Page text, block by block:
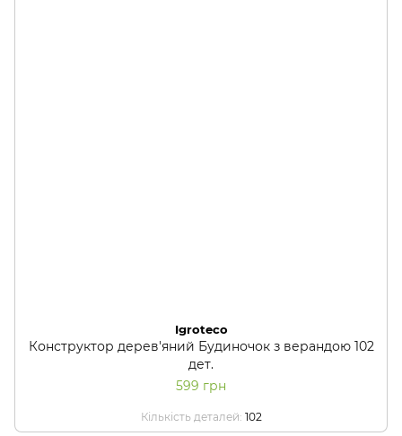
Igroteco
Конструктор дерев'яний Будиночок з верандою 102
дет.
599 грн
Кількість деталей 102